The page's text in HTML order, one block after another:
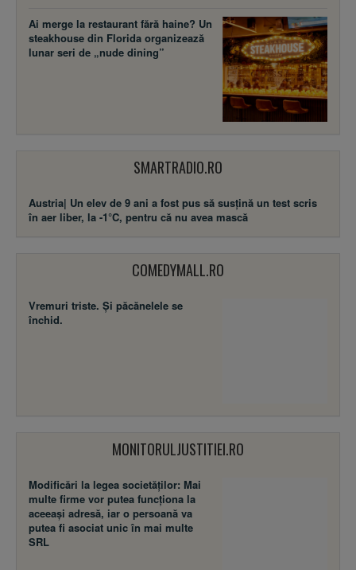
Ai merge la restaurant fără haine? Un
steakhouse din Florida organizează
lunar seri de „nude dining”
SMARTRADIO.RO
Austria| Un elev de 9 ani a fost pus să susţină un test scris
în aer liber, la -1°C, pentru că nu avea mască
COMEDYMALL.RO
Vremuri triste. Şi păcănelele se
închid.
MONITORULJUSTITIEI.RO
Modificări la legea societăţilor: Mai
multe firme vor putea funcţiona la
aceeaşi adresă, iar o persoană va
putea fi asociat unic în mai multe
SRL